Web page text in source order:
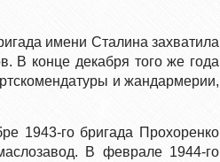
имени Сталина захватила
В конце декабря того же года
и жандармерии,
1943-го бригада Прохоренко
В феврале 1944-го